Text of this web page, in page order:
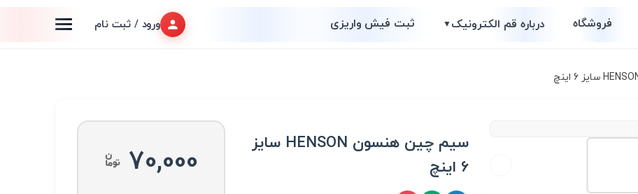
فروشگاه درباره قم الکترونیک▼ ثبت فیش واریزی ورود / ثبت نام
سیم چین هنسون HENSON سایز
6 اینچ
70,000